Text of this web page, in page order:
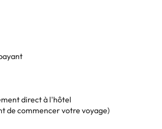
direct à l'hôtel
de commencer votre voyage)